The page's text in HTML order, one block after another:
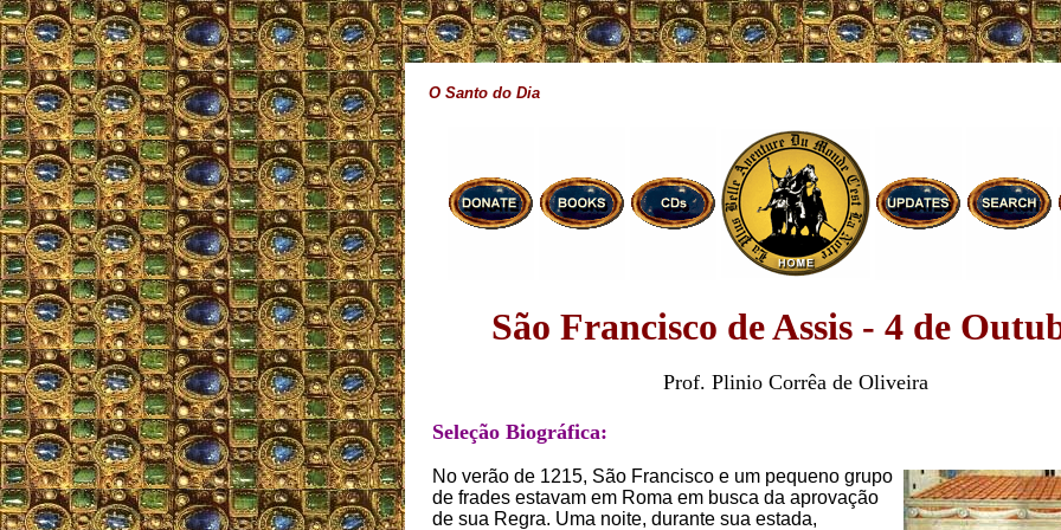
O Santo do Dia
São Francisco de Assis - 4 de
Prof. Plinio Corrêa de Oliveira
Seleção Biográfica:
No verão de 1215, São Francisco e um pequeno grupo
de frades estavam em Roma em busca da aprovação
de sua Regra. Uma noite, durante sua estada,